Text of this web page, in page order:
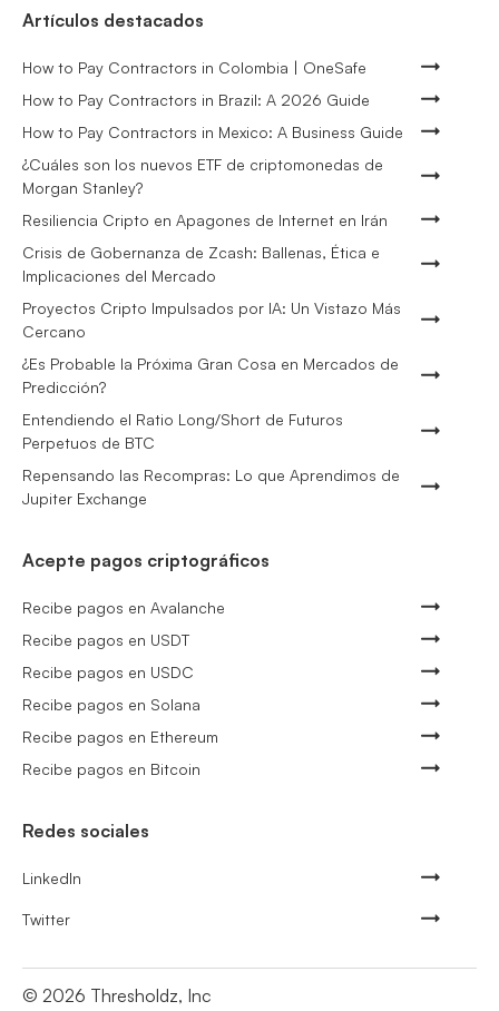
Artículos destacados
How to Pay Contractors in Colombia | OneSafe
How to Pay Contractors in Brazil: A 2026 Guide
How to Pay Contractors in Mexico: A Business Guide
¿Cuáles son los nuevos ETF de criptomonedas de
Morgan Stanley?
Resiliencia Cripto en Apagones de Internet en Irán
Crisis de Gobernanza de Zcash: Ballenas, Ética e
Implicaciones del Mercado
Proyectos Cripto Impulsados por IA: Un Vistazo Más
Cercano
¿Es Probable la Próxima Gran Cosa en Mercados de
Predicción?
Entendiendo el Ratio Long/Short de Futuros
Perpetuos de BTC
Repensando las Recompras: Lo que Aprendimos de
Jupiter Exchange
Acepte pagos criptográficos
Recibe pagos en Avalanche
Recibe pagos en USDT
Recibe pagos en USDC
Recibe pagos en Solana
Recibe pagos en Ethereum
Recibe pagos en Bitcoin
Redes sociales
LinkedIn
Twitter
© 2026 Thresholdz, Inc